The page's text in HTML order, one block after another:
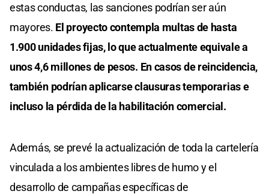
estas conductas, las sanciones podrían ser aún
mayores. El proyecto contempla multas de hasta
1.900 unidades fijas, lo que actualmente equivale a
unos 4,6 millones de pesos. En casos de reincidencia,
también podrían aplicarse clausuras temporarias e
incluso la pérdida de la habilitación comercial.
Además, se prevé la actualización de toda la cartelería
vinculada a los ambientes libres de humo y el
desarrollo de campañas específicas de